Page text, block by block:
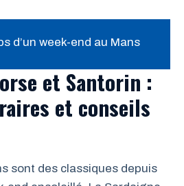
d’un week-end au Mans
et Santorin :
et conseils
sont des classiques depuis